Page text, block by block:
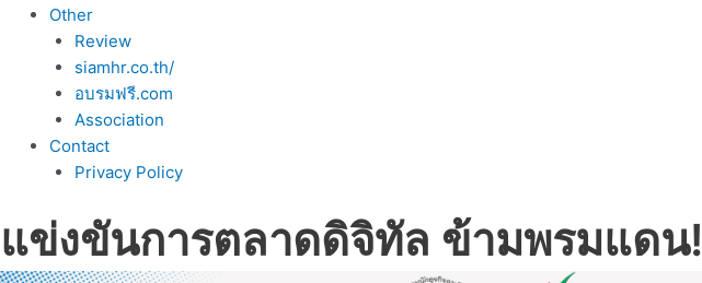
Other
Review
siamhr.co.th/
อบรมฟรี.com
Association
Contact
Privacy Policy
แข่งขันการตลาดดิจิทัล ข้ามพรมแดน!